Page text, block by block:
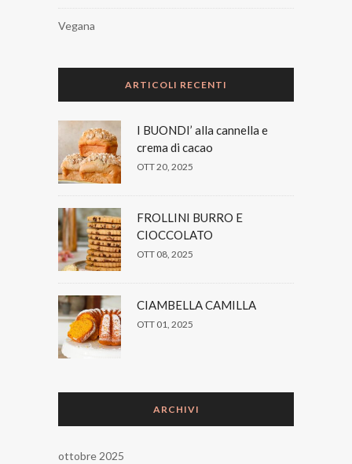
Vegana
ARTICOLI RECENTI
I BUONDI’ alla cannella e
crema di cacao
OTT 20, 2025
FROLLINI BURRO E
CIOCCOLATO
OTT 08, 2025
CIAMBELLA CAMILLA
OTT 01, 2025
ARCHIVI
ottobre 2025